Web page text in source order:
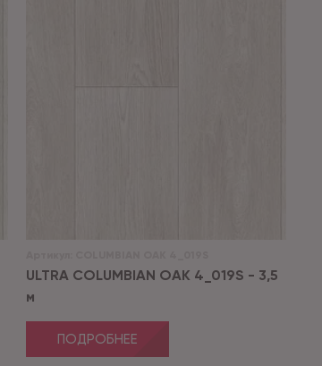
ULTRA COLUMBIAN OAK 4_019S - 3,5
м
ПОДРОБНЕЕ